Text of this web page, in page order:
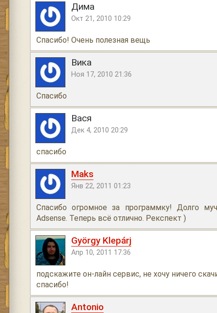
Дима
Окт 21, 2010 10:29
Спасибо! Очень полезная вещь
Вика
Ноя 17, 2010 21:36
Спасибо
Вася
Дек 4, 2010 20:29
спасибо
Maks
Янв 22, 2011 01:23
Спасибо огромное за программку! Долго
Adsense. Теперь всё отлично. Рекспект )
György Klepárj
Апр 10, 2011 17:36
подскажите он-лайн сервис, не хочу ничего
спасибо!
Antonio